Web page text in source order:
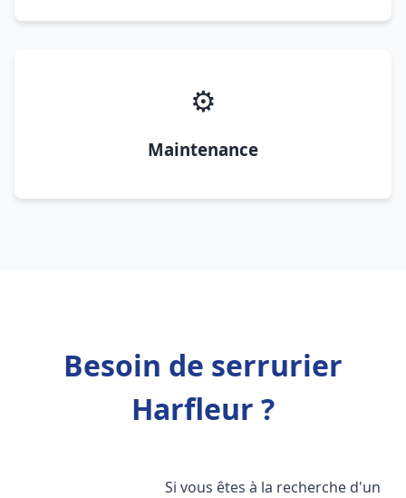
⚙️
Maintenance
Besoin de serrurier
Harfleur ?
Si vous êtes à la recherche d'un